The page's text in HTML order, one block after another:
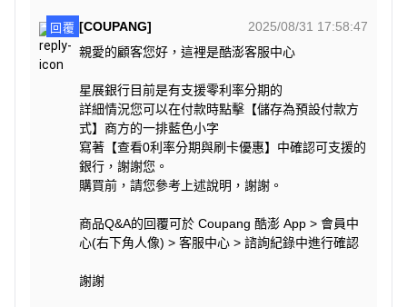
回覆 [COUPANG]
2025/08/31 17:58:47
親愛的顧客您好，這裡是酷澎客服中心
星展銀行目前是有支援零利率分期的
詳細情況您可以在付款時點擊【儲存為預設付款方
式】商方的一排藍色小字
寫著【查看0利率分期與刷卡優惠】中確認可支援的
銀行，謝謝您。
購買前，請您參考上述說明，謝謝。
商品Q&A的回覆可於 Coupang 酷澎 App > 會員中
心(右下角人像) > 客服中心 > 諮詢紀錄中進行確認
謝謝